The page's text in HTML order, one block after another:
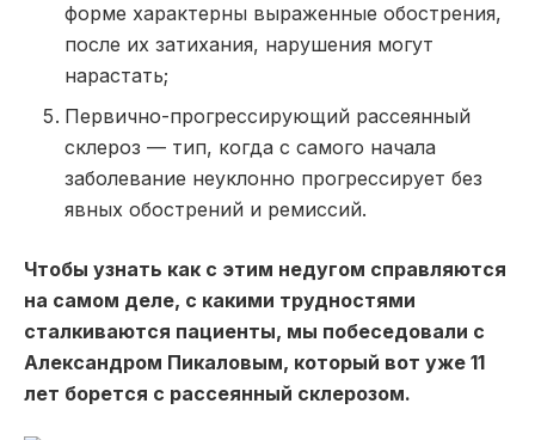
форме характерны выраженные обострения,
после их затихания, нарушения могут
нарастать;
Первично-прогрессирующий рассеянный
склероз — тип, когда с самого начала
заболевание неуклонно прогрессирует без
явных обострений и ремиссий.
Чтобы узнать как с этим недугом справляются
на самом деле, с какими трудностями
сталкиваются пациенты, мы побеседовали с
Александром Пикаловым, который вот уже 11
лет борется с рассеянный склерозом.